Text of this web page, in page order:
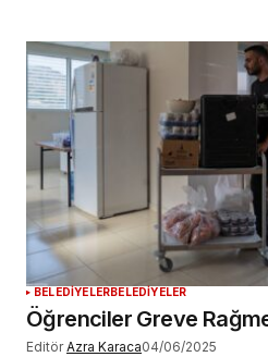
BELEDİYELERBELEDİYELER
Öğrenciler Greve
Editör Azra Karaca04/06/2025